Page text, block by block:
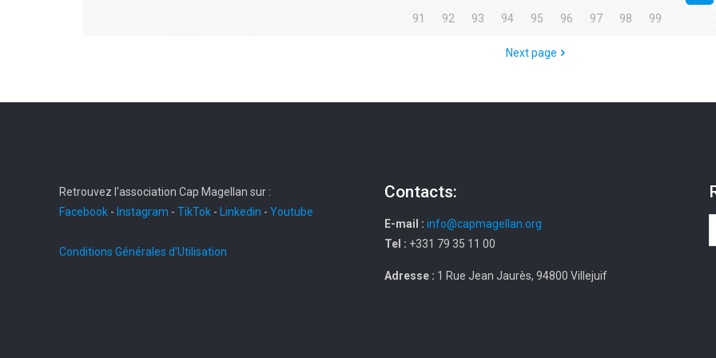
91 92 93 94 95 96 97 98 99
Next page
Retrouvez l'association Cap Magellan sur :
Facebook - Instagram - TikTok - Linkedin - Youtube
Conditions Générales d'Utilisation
Contacts:
E-mail : info@capmagellan.org
Tel : +331 79 35 11 00
Adresse : 1 Rue Jean Jaurès, 94800 Villejuif